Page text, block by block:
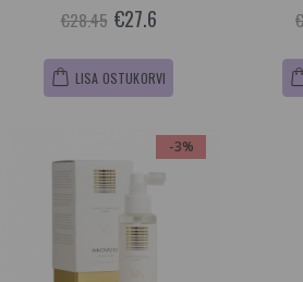
€28.45 €27.6
LISA OSTUKORVI
-3%